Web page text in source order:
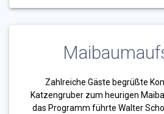
Zahlreiche Gäste begrüßte
Katzengruber zum heurigen
das Programm führte Walter